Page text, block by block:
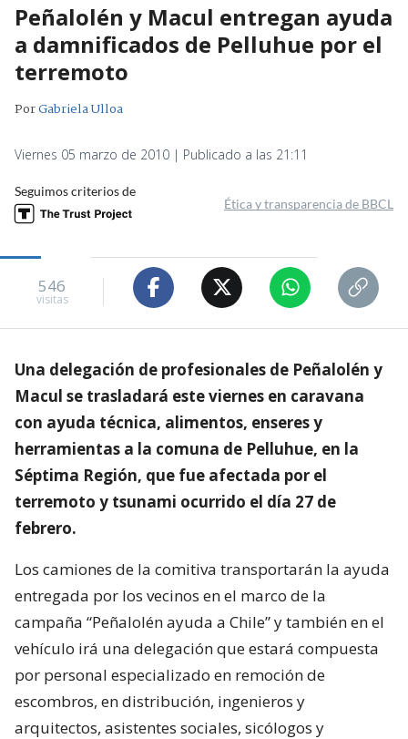
Peñalolén y Macul entregan ayuda
a damnificados de Pelluhue por el
terremoto
PorGabriela Ulloa
Viernes 05 marzo de 2010 | Publicado a las 21:11
Seguimos criterios de
Ética y transparencia de BBCL
546
visitas
Una delegación de profesionales de Peñalolén y
Macul se trasladará este viernes en caravana
con ayuda técnica, alimentos, enseres y
herramientas a la comuna de Pelluhue, en la
Séptima Región, que fue afectada por el
terremoto y tsunami ocurrido el día 27 de
febrero.
Los camiones de la comitiva transportarán la ayuda
entregada por los vecinos en el marco de la
campaña “Peñalolén ayuda a Chile” y también en el
vehículo irá una delegación que estará compuesta
por personal especializado en remoción de
escombros, en distribución, ingenieros y
arquitectos, asistentes sociales, sicólogos y